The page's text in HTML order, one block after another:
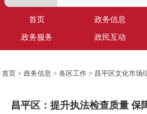
首页 政务信息
政务服务 政民互动
首页 >政务信息 >各区工作 > 昌平区文化市场
昌平区：提升执法检查质量 保